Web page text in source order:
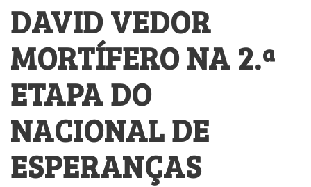
DAVID VEDOR
MORTÍFERO NA 2.ª
ETAPA DO
NACIONAL DE
ESPERANÇAS